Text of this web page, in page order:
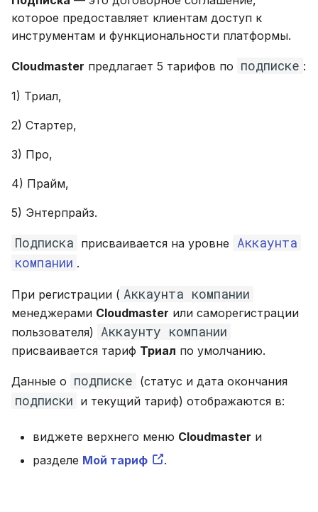
я
п
а
состояния Cloudmaster и его
модулей
Кластер Kubernetes (SaaS)
Кластер Kubernetes (On-
Оформление подписки
Оформление подписки
через Yandex Cloud
Marketplace
через Cloudmaster
Продление и смена подписки
Система уведомлений
Глоссарий
Области применения FinOps
Роли FinOps
которое предоставляет клиентам доступ к
инструментам и функциональности платформы.
Cloudmaster предлагает 5 тарифов по подписке :
1) Триал,
2) Стартер,
3) Про,
4) Прайм,
5) Энтерпрайз.
Подписка присваивается на уровне Аккаунта
компании .
При регистрации ( Аккаунта компании
менеджерами Cloudmaster или саморегистрации
пользователя) Аккаунту компании
присваивается тариф Триал по умолчанию.
Данные о подписке (статус и дата окончания
подписки и текущий тариф) отображаются в:
виджете верхнего меню Cloudmaster и
разделе Мой тариф .